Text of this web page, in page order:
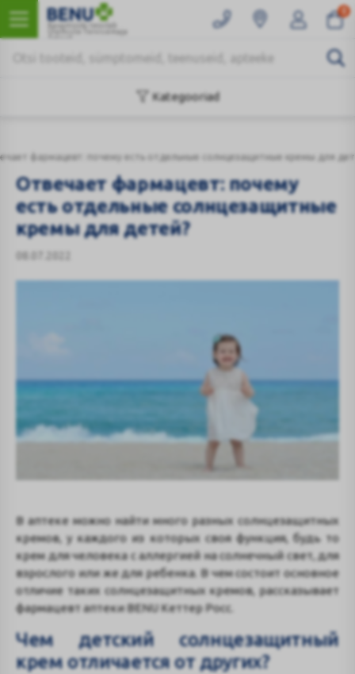
0
фармацевт: почему есть отдельные солнцезащитные кремы для
Kategooriad
Отвечает фармацевт: почему
есть отдельные солнцезащитные
кремы для детей?
В аптеке можно найти много разных солнцезащитных
кремов, у каждого из которых своя функция, будь то
крем для человека с аллергией на солнечный свет, для
взрослого или же для ребенка. В чем состоит основное
отличие таких солнцезащитных кремов, рассказывает
фармацевт аптеки BENU Кеттер Росс.
Чем детский солнцезащитный
крем отличается от других?